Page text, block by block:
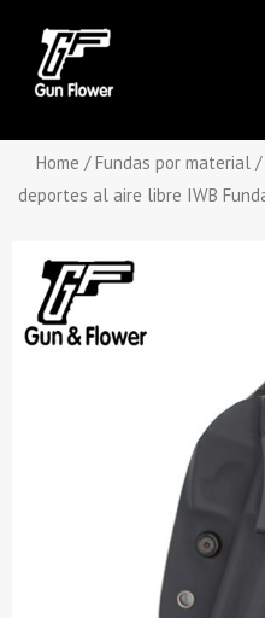
content
Home /Fundas por material/
deportes al aire libre IWB